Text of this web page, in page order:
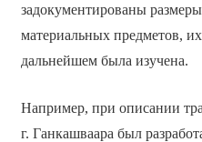
задокументированы
материальных предметов,
дальнейшем была изучена.
Например, при описании
г. Ганкашваара был